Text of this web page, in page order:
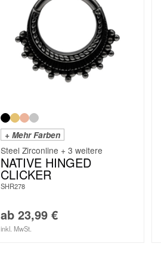
+ Mehr Farben
Steel Zirconline + 3 weitere
NATIVE HINGED
CLICKER
SHR278
ab 23,99 €
inkl. MwSt.